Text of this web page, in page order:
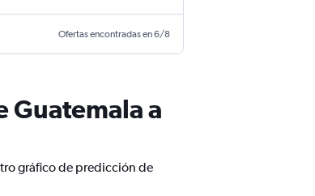
Ofertas encontradas en 6/8
Guatemala a
gráfico de predicción de